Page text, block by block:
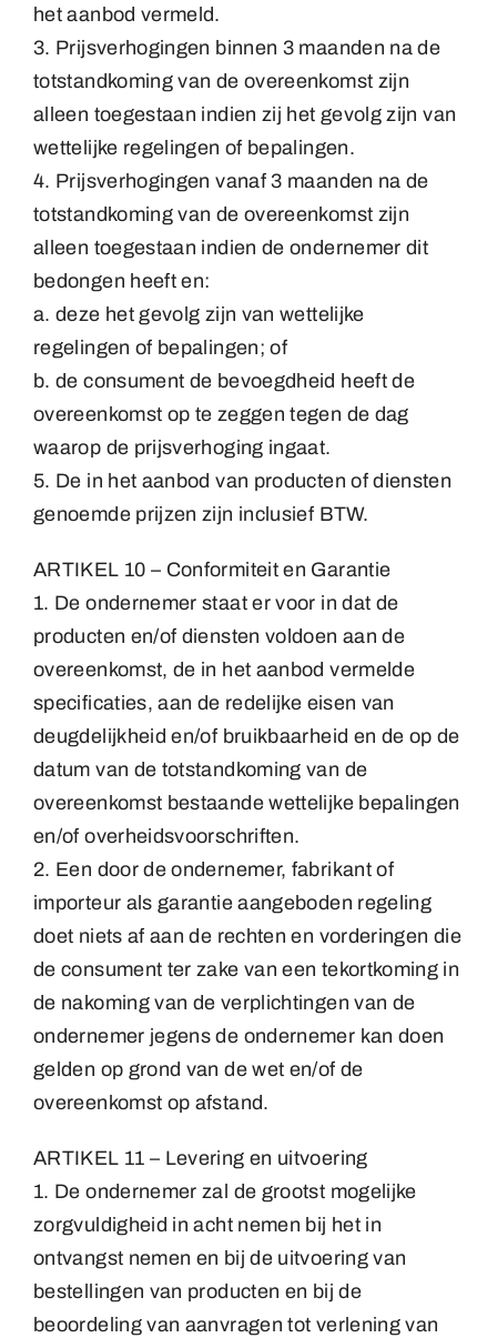
het aanbod vermeld.
3. Prijsverhogingen binnen 3 maanden na de
totstandkoming van de overeenkomst zijn
alleen toegestaan indien zij het gevolg zijn van
wettelijke regelingen of bepalingen.
4. Prijsverhogingen vanaf 3 maanden na de
totstandkoming van de overeenkomst zijn
alleen toegestaan indien de ondernemer dit
bedongen heeft en:
a. deze het gevolg zijn van wettelijke
regelingen of bepalingen; of
b. de consument de bevoegdheid heeft de
overeenkomst op te zeggen tegen de dag
waarop de prijsverhoging ingaat.
5. De in het aanbod van producten of diensten
genoemde prijzen zijn inclusief BTW.
ARTIKEL 10 – Conformiteit en Garantie
1. De ondernemer staat er voor in dat de
producten en/of diensten voldoen aan de
overeenkomst, de in het aanbod vermelde
specificaties, aan de redelijke eisen van
deugdelijkheid en/of bruikbaarheid en de op de
datum van de totstandkoming van de
overeenkomst bestaande wettelijke bepalingen
en/of overheidsvoorschriften.
2. Een door de ondernemer, fabrikant of
importeur als garantie aangeboden regeling
doet niets af aan de rechten en vorderingen die
de consument ter zake van een tekortkoming in
de nakoming van de verplichtingen van de
ondernemer jegens de ondernemer kan doen
gelden op grond van de wet en/of de
overeenkomst op afstand.
ARTIKEL 11 – Levering en uitvoering
1. De ondernemer zal de grootst mogelijke
zorgvuldigheid in acht nemen bij het in
ontvangst nemen en bij de uitvoering van
bestellingen van producten en bij de
beoordeling van aanvragen tot verlening van